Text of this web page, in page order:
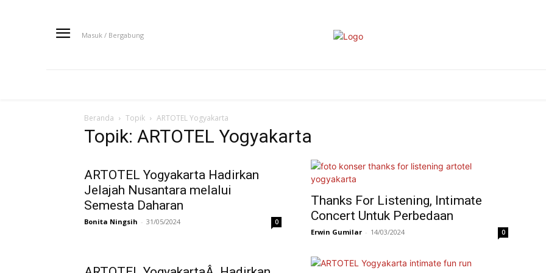
Masuk / Bergabung
Beranda Topik ARTOTEL Yogyakarta
Topik: ARTOTEL Yogyakarta
ARTOTEL Yogyakarta Hadirkan
Jelajah Nusantara melalui
Semesta Daharan
Bonita Ningsih - 31/05/2024 0
Thanks For Listening, Intimate
Concert Untuk Perbedaan
Erwin Gumilar - 14/03/2024 0